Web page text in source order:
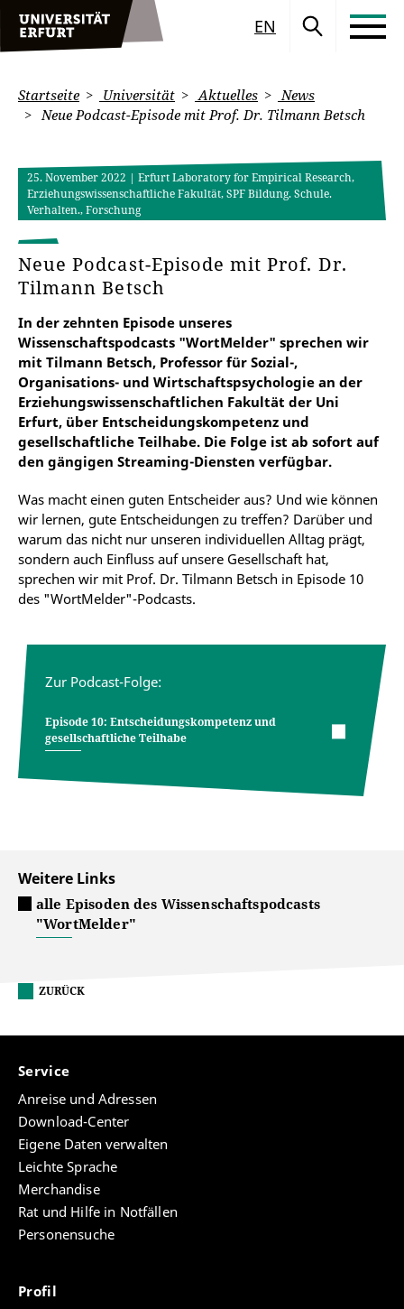
EN
Startseite Universität Aktuelles
News
Neue Podcast-Episode mit Prof. Dr. Tilmann Betsch
25. November 2022 | Erfurt Laboratory for Empirical Research,
Erziehungswissenschaftliche Fakultät, SPF Bildung. Schule.
Verhalten., Forschung
Neue Podcast-Episode mit Prof. Dr.
Tilmann Betsch
In der zehnten Episode unseres
Wissenschaftspodcasts "WortMelder" sprechen wir
mit Tilmann Betsch, Professor für Sozial-,
Organisations- und Wirtschaftspsychologie an der
Erziehungswissenschaftlichen Fakultät der Uni
Erfurt, über Entscheidungskompetenz und
gesellschaftliche Teilhabe. Die Folge ist ab sofort auf
den gängigen Streaming-Diensten verfügbar.
Was macht einen guten Entscheider aus? Und wie können
wir lernen, gute Entscheidungen zu treffen? Darüber und
warum das nicht nur unseren individuellen Alltag prägt,
sondern auch Einfluss auf unsere Gesellschaft hat,
sprechen wir mit Prof. Dr. Tilmann Betsch in Episode 10
des "WortMelder"-Podcasts.
Zur Podcast-Folge:
Episode 10: Entscheidungskompetenz und
gesellschaftliche Teilhabe
Weitere Links
alle Episoden des Wissenschaftspodcasts
"WortMelder"
ZURÜCK
Service
Anreise und Adressen
Download-Center
Eigene Daten verwalten
Leichte Sprache
Merchandise
Rat und Hilfe in Notfällen
Personensuche
Profil